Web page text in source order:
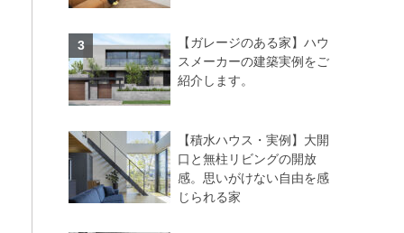
【ガレージのある家】ハウ
スメーカーの建築実例をご
紹介します。
【積水ハウス・実例】大開
口と無柱リビングの開放
感。思いがけない自由を感
じられる家